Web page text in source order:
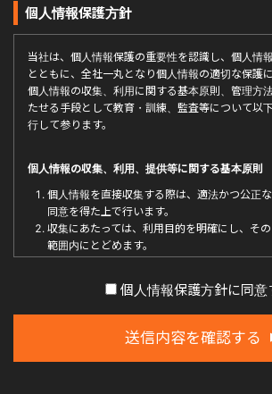
個人情報保護方針
当社は、個人情報保護の重要性を認識し、個人情
とともに、全社一丸となり個人情報の適切な保護に
個人情報の収集、利用に関する基本原則、管理方
たせる手段として教育・訓練、監査等について以
行して参ります。
個人情報の収集、利用、提供等に関する基本原則
個人情報を直接収集する際は、適法かつ公正
同意を得た上で行います。
収集にあたっては、利用目的を明確にし、そ
範囲内にとどめます。
当社が個人情報の処理を伴う業務を外部から
委託する場合は、個人情報に関する秘密の保
項、事故時の責任分担、契約終了時の個人情
について定め、それに従います。
個人情報保護方針に同意
送信内容を確認する